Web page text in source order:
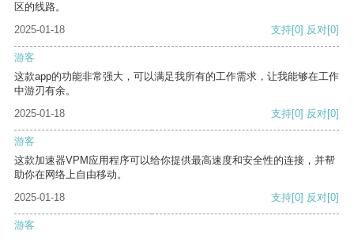
区的线路。
2025-01-18
支持[0] 反对[0]
游客
这款app的功能非常强大，可以满足我所有的工作需求，让我能够在工作
中游刃有余。
2025-01-18
支持[0] 反对[0]
游客
这款加速器VPM应用程序可以给你提供最高速度和安全性的连接，并帮
助你在网络上自由移动。
2025-01-18
支持[0] 反对[0]
游客